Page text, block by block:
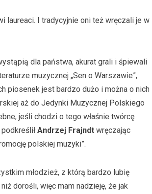
laureaci. I tradycyjnie oni też wręczali je w
dla państwa, akurat grali i śpiewali
muzycznej „Sen o Warszawie”,
piosenek jest bardzo dużo i można o nich
aż do Jedynki Muzycznej Polskiego
jeśli chodzi o tego właśnie twórcę
Andrzej Frajndtwręczając
polskiej muzyki”.
młodzież, z którą bardzo lubię
dorośli, więc mam nadzieję, że jak